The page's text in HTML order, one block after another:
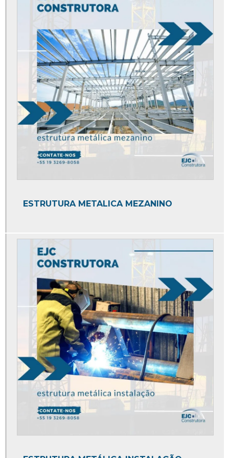
Elaboração de projetos de construção
Empresa de colocação de piso
Empresa de construção civil
Empresa de construção civil e reforma
Empresa de elaboração de projetos
Empresa de estrutura metálica
Empresa de gerenciamento de obras
Empresa de instalação de piso
Empresa de mezanino
Empresa especializada em colocação de pisos
Empresas de gerenciamento de projetos e obras
Empresas de planejamento e gerenciamento de obras
Estrutura metálica de obras
Estrutura metálica instalação
Estrutura metalica mezanino
Execução de construção civil
Execução de obra civil
Execução de obra de reforma
Execução de obra e serviço técnico
ESTRUTURA METALICA MEZANINO